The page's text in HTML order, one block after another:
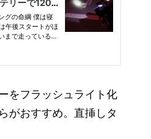
をフラッシュライト化
がおすすめ。直挿しタ